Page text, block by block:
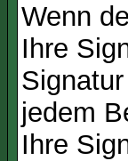
Wenn
Ihre
jedem
Ihre